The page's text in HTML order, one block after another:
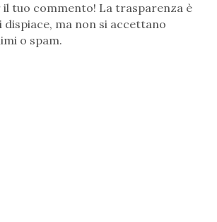
il tuo commento! La trasparenza è
ma non si accettano
o spam.